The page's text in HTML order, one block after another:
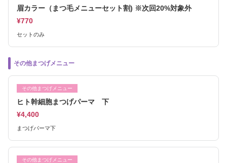
眉カラー（まつ毛メニューセット割) ※次回20%対象外
¥770
セットのみ
その他まつげメニュー
その他まつげメニュー
ヒト幹細胞まつげパーマ 下
¥4,400
まつげパーマ下
その他まつげメニュー